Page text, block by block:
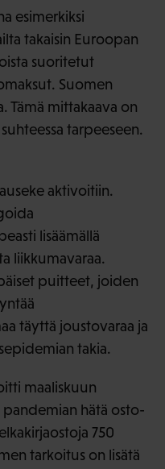
esimerkiksi
takaisin Euroopan
suoritetut
Suomen
Tämä mittakaava on
tarpeeseen.
aktivoitiin.
lisäämällä
liikkumavaraa.
puitteet, joiden
täyttä joustovaraa ja
takia.
maaliskuun
pandemian hätä osto-
750
tarkoitus on lisätä